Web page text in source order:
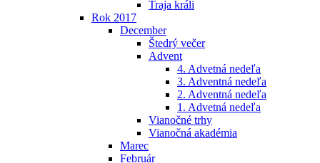
Traja králi
Rok 2017
December
Štedrý večer
Advent
4. Advetná nedeľa
3. Adventná nedeľa
2. Adventná nedeľa
1. Advetná nedeľa
Vianočné trhy
Vianočná akadémia
Marec
Február